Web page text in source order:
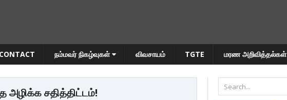
CONTACT நம்மவர் நிகழ்வுகள் விவசாயம் TGTE மரண அறிவித்தல்கள்
அழிக்க சதித்திட்டம்!